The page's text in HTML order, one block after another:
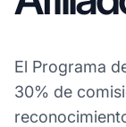
El Programa
30% de